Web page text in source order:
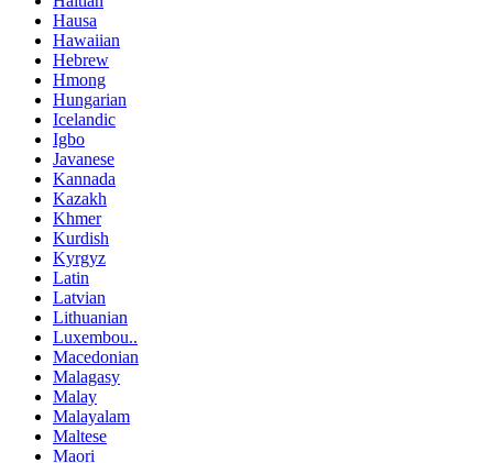
Hausa
Hawaiian
Hebrew
Hmong
Hungarian
Icelandic
Igbo
Javanese
Kannada
Kazakh
Khmer
Kurdish
Kyrgyz
Latin
Latvian
Lithuanian
Luxembou..
Macedonian
Malagasy
Malay
Malayalam
Maltese
Maori